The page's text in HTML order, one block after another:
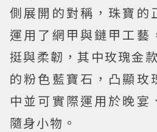
側展開的對稱，珠寶的
運用了網甲與鏈甲工藝
挺與柔韌，其中玫瑰金
的粉色藍寶石，凸顯玫
中並可實際運用於晚宴
隨身小物。